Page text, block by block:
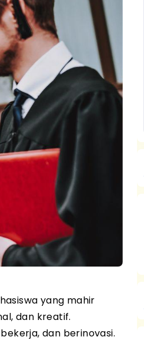
yang mahir
dan kreatif.
dan berinovasi.